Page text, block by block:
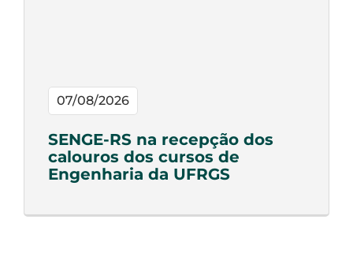
07/08/2026
SENGE-RS na recepção dos
calouros dos cursos de
Engenharia da UFRGS